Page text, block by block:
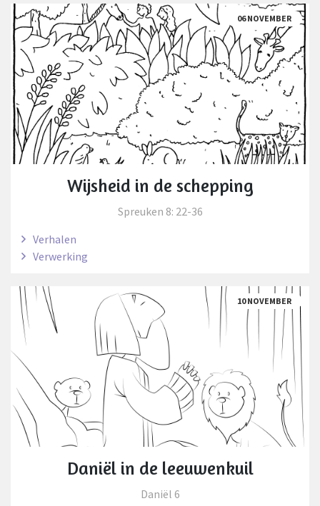
06 NOVEMBER
Wijsheid in de schepping
Spreuken 8: 22-36
Verhalen
Verwerking
10 NOVEMBER
Daniël in de leeuwenkuil
Daniël 6